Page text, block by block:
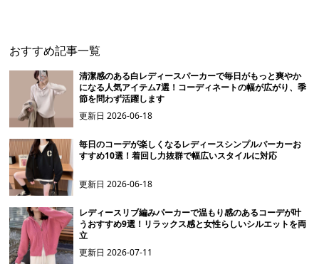
おすすめ記事一覧
清潔感のある白レディースパーカーで毎日がもっと爽やか
になる人気アイテム7選！コーディネートの幅が広がり、季
節を問わず活躍します
更新日2026-06-18
毎日のコーデが楽しくなるレディースシンプルパーカーお
すすめ10選！着回し力抜群で幅広いスタイルに対応
更新日2026-06-18
レディースリブ編みパーカーで温もり感のあるコーデが叶
うおすすめ9選！リラックス感と女性らしいシルエットを両
立
更新日2026-07-11